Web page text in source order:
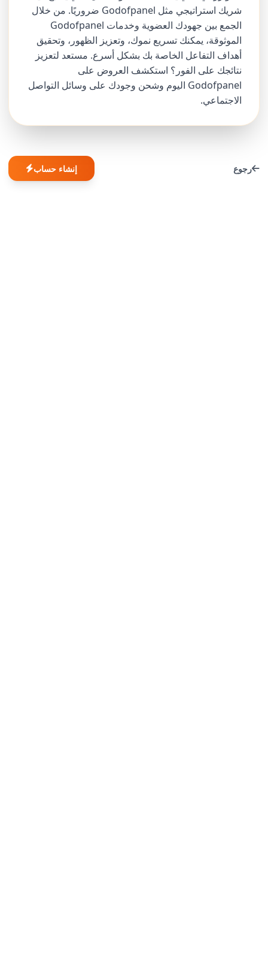
شريك استراتيجي مثل Godofpanel ضروريًا. من خلال
الجمع بين جهودك العضوية وخدمات Godofpanel
الموثوقة، يمكنك تسريع نموك، وتعزيز الظهور، وتحقيق
أهداف التفاعل الخاصة بك بشكل أسرع. مستعد لتعزيز
نتائجك على الفور؟ استكشف العروض على
Godofpanel اليوم وشحن وجودك على وسائل التواصل
الاجتماعي.
رجوع إنشاء حساب